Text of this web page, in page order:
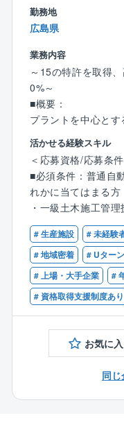
また、工期も1～3
もありません。会社
しています。
※ご家庭の事情で働
は、それを踏まえて
募ください。
■やりがい
⇒解体では区画ごと
うほか、解体工法
事例を参考にしつつ
ら考えたり、自身
由度の高さが特徴で
また、大手プラン
く、対象建築物も大
中で新たな解体工法
ります。業績好調に
■教育体制
⇒OJT中心でノウハ
員が9割を占めてお
勤務地
広島県
業務内容
～15の特許を取得
0%～
■概要：
プラントを中心と
ます。建築工事とは
日出勤が少なく残業
を求めるゼネコン
元受け工事の増加
す。
※ご家庭の事情で働
は、それを踏まえ
ぜひ積極的にご応
■業務内容：
・現場監督業務 ／
・工事の事前調
■解体工事の特徴
活かせる経験スキル
＜応募資格/応募条
■必須条件：普通自
れかに当てはまる方
・一級土木施工管
・一級建築施工管
・その他解体業の
# 生産施設 # 未経験
# 地域密着
# Uター
# 上場・大手企業
#
# 資格取得支援制度あり
お気に
同